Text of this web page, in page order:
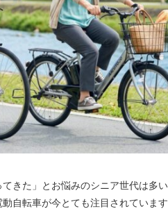
きた」とお悩みのシニア世代は多
自転車が今とても注目されています